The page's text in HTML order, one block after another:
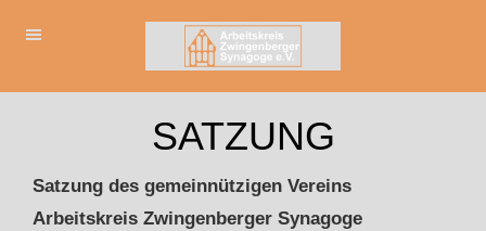
SATZUNG
Satzung des gemeinnützigen Vereins
Arbeitskreis Zwingenberger Synagoge